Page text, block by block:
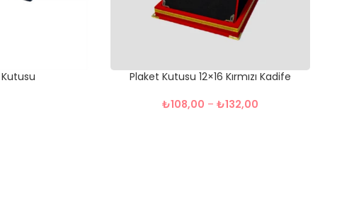
Plaket Kutusu 12×16 Kırmızı Kadife
₺108,00 – ₺132,00